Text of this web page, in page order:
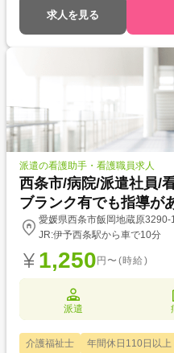
求人を見る
派遣の看護助手・看護職員求人
西条市/病院/派遣社員/
ブランク有でも指導が
愛媛県西条市飯岡地蔵原3290-
JR:伊予西条駅から車で10分
1,250 円〜(時給)
派遣
介護福祉士 年間休日110日以上